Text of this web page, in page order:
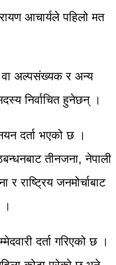
आचार्यले पहिलो मत
वा अल्पसंख्यक र अन्य
निर्वाचित हुनेछन् ।
दर्ता भएको छ ।
तीनजना, नेपाली
र राष्ट्रिय जनमोर्चाबाट
।
दर्ता गरिएको छ ।